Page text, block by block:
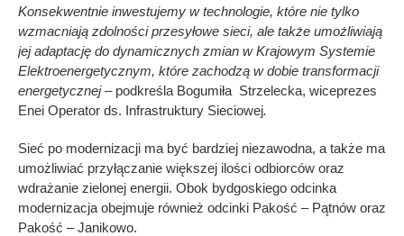
Konsekwentnie inwestujemy w technologie, które nie tylko
wzmacniają zdolności przesyłowe sieci, ale także umożliwiają
jej adaptację do dynamicznych zmian w Krajowym Systemie
Elektroenergetycznym, które zachodzą w dobie transformacji
energetycznej – podkreśla Bogumiła Strzelecka, wiceprezes
Enei Operator ds. Infrastruktury Sieciowej.
Sieć po modernizacji ma być bardziej niezawodna, a także ma
umożliwiać przyłączanie większej ilości odbiorców oraz
wdrażanie zielonej energii. Obok bydgoskiego odcinka
modernizacja obejmuje również odcinki Pakość – Pątnów oraz
Pakość – Janikowo.